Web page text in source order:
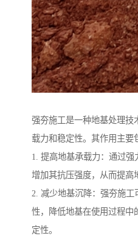
强夯施工是一种地基处理技
载力和稳定性。其作用主要
1. 提高地基承载力：通过强
增加其抗压强度，从而提高
2. 减少地基沉降：强夯施
性，降低地基在使用过程中
定性。